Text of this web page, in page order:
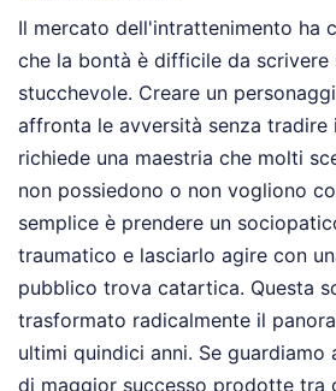
Il mercato dell'intrattenimento ha
che la bontà è difficile da scrivere
stucchevole. Creare un
affronta le avversità senza tradire
richiede una maestria che molti
non possiedono o non vogliono
semplice è prendere un
traumatico e lasciarlo agire con
pubblico trova catartica. Questa
trasformato radicalmente il
ultimi quindici anni. Se guardiamo
di maggior successo prodotte tra